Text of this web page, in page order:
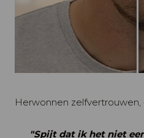
Herwonnen
"Spijt dat ik het niet